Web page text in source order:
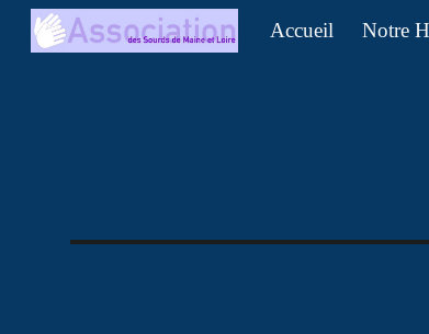
Accueil Notre